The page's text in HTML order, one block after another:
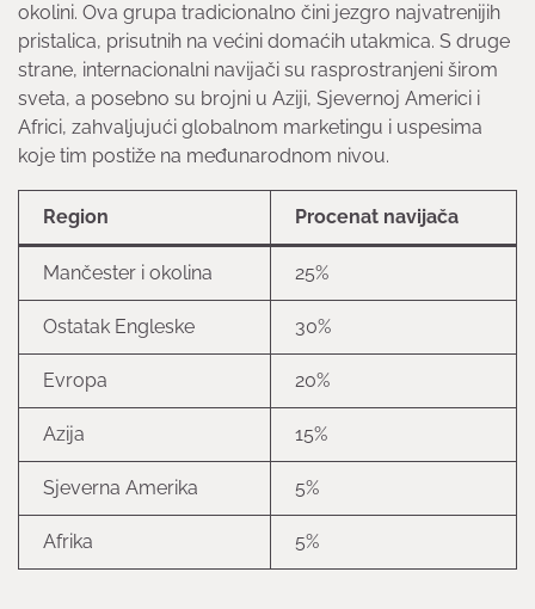
okolini. Ova grupa tradicionalno čini jezgro najvatrenijih
pristalica, prisutnih na većini domaćih utakmica. S druge
strane, internacionalni navijači su rasprostranjeni širom
sveta, a posebno su brojni u Aziji, Sjevernoj Americi i
Africi, zahvaljujući globalnom marketingu i uspesima
koje tim postiže na međunarodnom nivou.
Region Procenat navijača
Mančester i okolina 25%
Ostatak Engleske 30%
Evropa 20%
Azija 15%
Sjeverna Amerika 5%
Afrika 5%